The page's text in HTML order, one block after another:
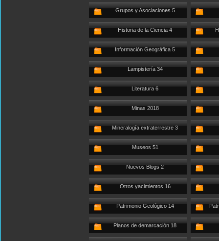
Grupos y Asociaciones 5
Historia de la Ciencia 4
Información Geográfica 5
Lampistería 34
Literatura 6
Minas 2018
Mineralogía extraterrestre 3
Museos 51
Nuevos Blogs 2
Otros yacimientos 16
Patrimonio Geológico 14
Planos de demarcación 18